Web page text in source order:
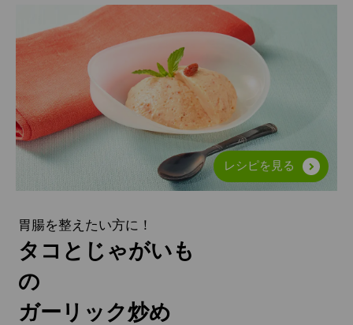
レシピを見る
胃腸を整えたい方に！
タコとじゃがいも
の
ガーリック炒め